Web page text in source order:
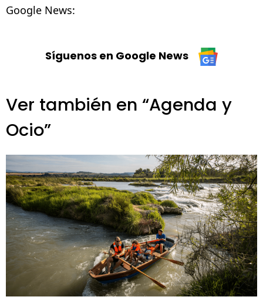
Google News:
Síguenos en Google News
Ver también en “Agenda y
Ocio”